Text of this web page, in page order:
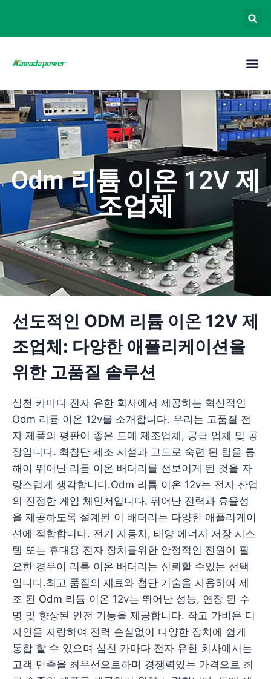
Odm 리튬 이온 12V 제
조업체
선도적인 ODM 리튬 이온 12V 제
조업체: 다양한 애플리케이션을
위한 고품질 솔루션
심천 카마다 전자 유한 회사에서 제공하는 혁신적인
Odm 리튬 이온 12v를 소개합니다. 우리는 고품질 전
자 제품의 평판이 좋은 도매 제조업체, 공급 업체 및 공
장입니다. 최첨단 제조 시설과 고도로 숙련 된 팀을 통
해이 뛰어난 리튬 이온 배터리를 선보이게 된 것을 자
랑스럽게 생각합니다.Odm 리튬 이온 12v는 전자 산업
의 진정한 게임 체인저입니다. 뛰어난 전력과 효율성
을 제공하도록 설계된 이 배터리는 다양한 애플리케이
션에 적합합니다. 전기 자동차, 태양 에너지 저장 시스
템 또는 휴대용 전자 장치를위한 안정적인 전원이 필
요한 경우이 리튬 이온 배터리는 신뢰할 수있는 선택
입니다.최고 품질의 재료와 첨단 기술을 사용하여 제
조 된 Odm 리튬 이온 12v는 뛰어난 성능, 연장 된 수
명 및 향상된 안전 기능을 제공합니다. 작고 가벼운 디
자인을 자랑하여 전력 손실없이 다양한 장치에 쉽게
통합 할 수 있으며 심천 카마다 전자 유한 회사에서는
고객 만족을 최우선으로하며 경쟁력있는 가격으로 최